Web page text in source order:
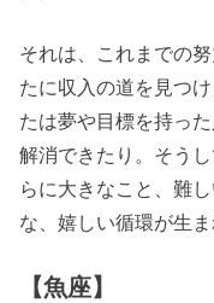
それは、これまでの
たに収入の道を見つ
たは夢や目標を持っ
解消できたり。そう
らに大きなこと、難
な、嬉しい循環が生
【魚座】